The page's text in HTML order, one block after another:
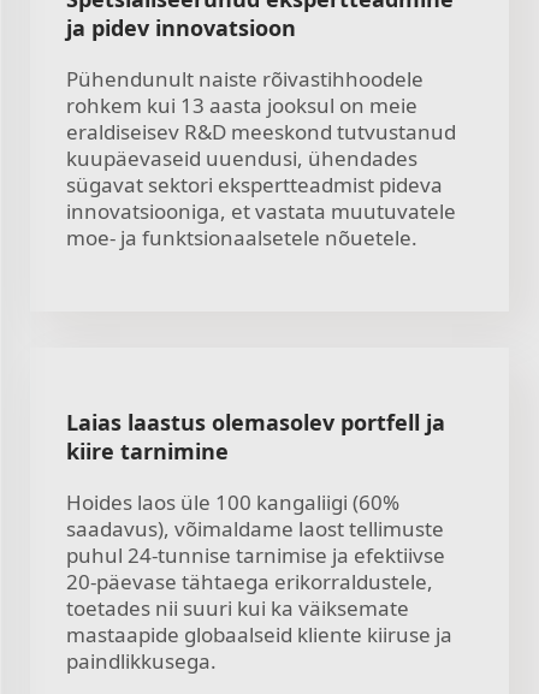
ja pidev innovatsioon
Pühendunult naiste rõivastihhoodele
rohkem kui 13 aasta jooksul on meie
eraldiseisev R&D meeskond tutvustanud
kuupäevaseid uuendusi, ühendades
sügavat sektori ekspertteadmist pideva
innovatsiooniga, et vastata muutuvatele
moe- ja funktsionaalsetele nõuetele.
Laias laastus olemasolev portfell ja
kiire tarnimine
Hoides laos üle 100 kangaliigi (60%
saadavus), võimaldame laost tellimuste
puhul 24-tunnise tarnimise ja efektiivse
20-päevase tähtaega erikorraldustele,
toetades nii suuri kui ka väiksemate
mastaapide globaalseid kliente kiiruse ja
paindlikkusega.